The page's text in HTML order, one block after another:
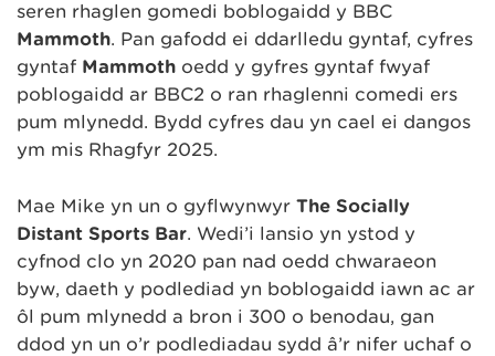
seren rhaglen gomedi boblogaidd y BBC
Mammoth. Pan gafodd ei ddarlledu gyntaf, cyfres
gyntaf Mammoth oedd y gyfres gyntaf fwyaf
poblogaidd ar BBC2 o ran rhaglenni comedi ers
pum mlynedd. Bydd cyfres dau yn cael ei dangos
ym mis Rhagfyr 2025.
Mae Mike yn un o gyflwynwyr The Socially
Distant Sports Bar. Wedi’i lansio yn ystod y
cyfnod clo yn 2020 pan nad oedd chwaraeon
byw, daeth y podlediad yn boblogaidd iawn ac ar
ôl pum mlynedd a bron i 300 o benodau, gan
ddod yn un o’r podlediadau sydd â’r nifer uchaf o